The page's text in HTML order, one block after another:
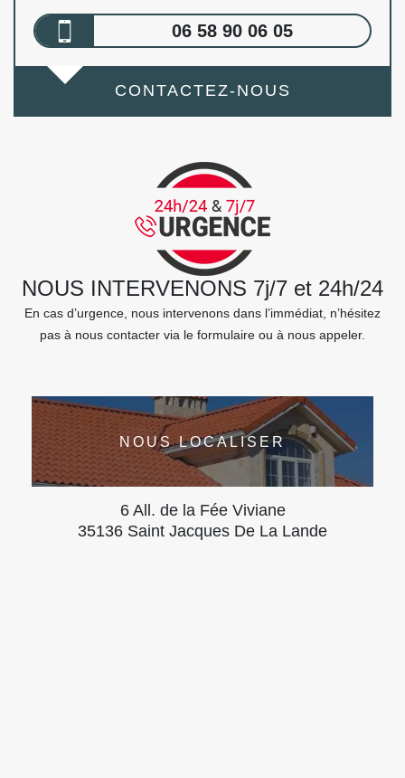
06 58 90 06 05
CONTACTEZ-NOUS
NOUS INTERVENONS 7j/7 et 24h/24
En cas d’urgence, nous intervenons dans l’immédiat, n’hésitez
pas à nous contacter via le formulaire ou à nous appeler.
NOUS LOCALISER
6 All. de la Fée Viviane
35136 Saint Jacques De La Lande